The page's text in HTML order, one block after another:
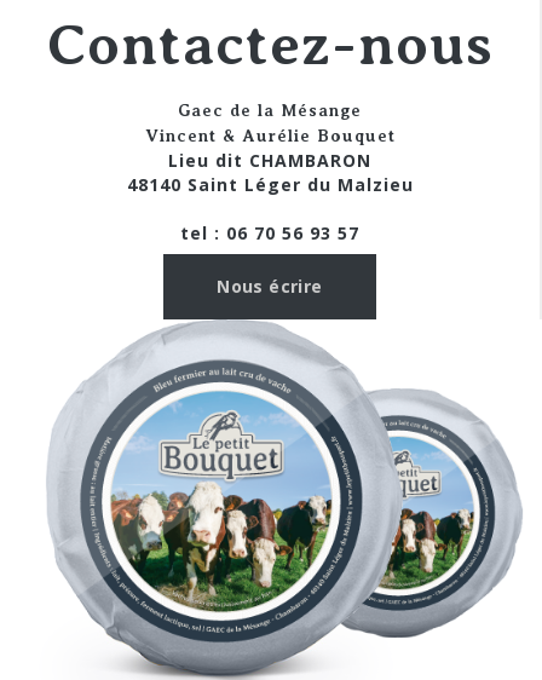
Contactez-nous
Gaec de la Mésange
Vincent & Aurélie Bouquet
Lieu dit CHAMBARON
48140 Saint Léger du Malzieu
tel : 06 70 56 93 57
Nous écrire